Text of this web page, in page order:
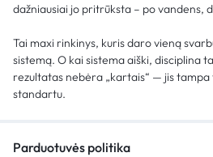
dažniausiai jo pritrūksta – po vandens,
Tai maxi rinkinys, kuris daro vieną
sistemą. O kai sistema aiški, disciplina
rezultatas nebėra „kartais“ — jis
standartu.
Parduotuvės politika